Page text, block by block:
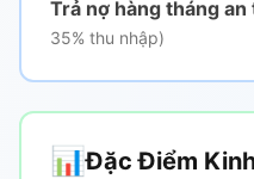
Trả nợ hàng tháng an
35% thu nhập)
📊Đặc Điểm